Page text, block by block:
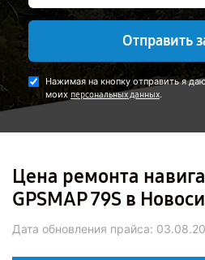
Отправить
Нажимая на кнопку отправить я
моих персональных данных.
Цена ремонта
GPSMAP 79S в
Дата обновления прайса: